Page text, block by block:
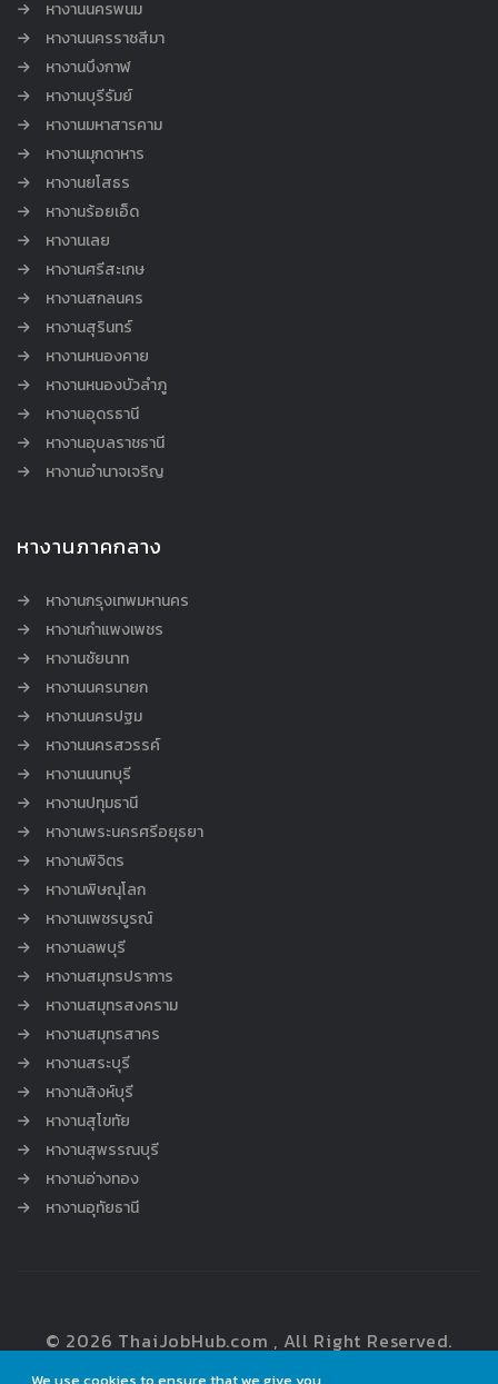
หางานนครพนม
หางานนครราชสีมา
หางานบึงกาฬ
หางานบุรีรัมย์
หางานมหาสารคาม
หางานมุกดาหาร
หางานยโสธร
หางานร้อยเอ็ด
หางานเลย
หางานศรีสะเกษ
หางานสกลนคร
หางานสุรินทร์
หางานหนองคาย
หางานหนองบัวลำภู
หางานอุดรธานี
หางานอุบลราชธานี
หางานอำนาจเจริญ
หางานภาคกลาง
หางานกรุงเทพมหานคร
หางานกำแพงเพชร
หางานชัยนาท
หางานนครนายก
หางานนครปฐม
หางานนครสวรรค์
หางานนนทบุรี
หางานปทุมธานี
หางานพระนครศรีอยุธยา
หางานพิจิตร
หางานพิษณุโลก
หางานเพชรบูรณ์
หางานลพบุรี
หางานสมุทรปราการ
หางานสมุทรสงคราม
หางานสมุทรสาคร
หางานสระบุรี
หางานสิงห์บุรี
หางานสุโขทัย
หางานสุพรรณบุรี
หางานอ่างทอง
หางานอุทัยธานี
© 2026 ThaiJobHub.com , All Right Reserved.